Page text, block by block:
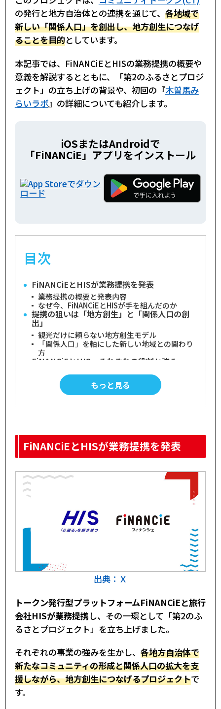
の発行と地方自治体との連携を通じて、 各地域で
新しい「関係人口」を創出し、地方創生につなげ
ることを目的としています。
本記事では、FiNANCiEとHISの業務提携の概要や
意義を解説するとともに、「第2のふるさとプロジ
ェクト」の立ち上げの背景や、初回の『木曽馬み
らいラボ』の詳細についても紹介します。
iOSまたはAndroidで
「FiNANCiE」アプリをインストール
目次
FiNANCiEとHISが業務提携を発表
業務提携の概要と発表内容
なぜ今、FiNANCiEとHISが手を組んだのか
提携の狙いは「地方創生」と「関係人口の創
出」
観光だけに頼らない地方創生モデル
「関係人口」を軸にした新しい地域との関わり
方
FiNANCiEとHIS、それぞれの役割と強み
FiNANCiEが担うコミュニティ・トークン設計
HISが持つ地域ネットワークとリアル接点
Web3とリアルをつなぐ協業体制
運営・実行を支えるWAFUKU Labsの存在
支援者から「当事者」へ変わるコミュニティ設
計
デジタルとリアルを横断する関係人口づくり
ル
長野県木曽町・開田高原で始動した理由
木曽馬みらいラボの概要とプロジェクト内容
今後の展開とFiNANCiE×HIS提携の展望
今後予定されている地域プロジェクト
FiNANCiEとHISの業務提携｜まとめ
もっと見る
FiNANCiEとHISが業務提携を発表
出典：Ｘ
トークン発行型プラットフォームFiNANCiEと旅行
会社HISが業務提携 し、その一環として「第2のふ
るさとプロジェクト」を立ち上げました。
それぞれの事業の強みを生かし、 各地方自治体で
新たなコミュニティの形成と関係人口の拡大を支
援しながら、地方創生につなげるプロジェクトで
す。